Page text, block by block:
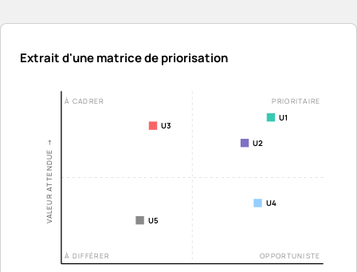
Extrait d'une matrice de priorisation
À CADRER PRIORITAIRE
À DIFFÉRER OPPORTUNISTE
VALEUR ATTENDUE →
U1
U2
U3
U4
U5